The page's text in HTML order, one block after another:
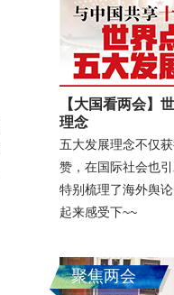
【大国看两会】
理念
五大发展理念不仅
赞，在国际社会也
特别梳理了海外舆
起来感受下~~
聚焦两会